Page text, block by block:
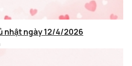
nhật ngày 12/4/2026